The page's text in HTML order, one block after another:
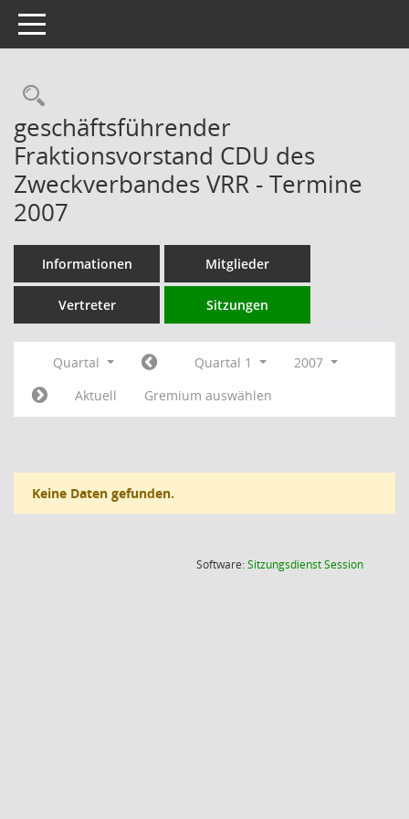
Toggle navigation
Rechercheauswahl
geschäftsführender
Fraktionsvorstand CDU des
Zweckverbandes VRR - Termine
2007
Informationen Mitglieder
Vertreter Sitzungen
Quartal Quartal 1
2007
Aktuell
Gremium auswählen
Keine Daten gefunden.
Software:SitzungsdienstSession(Wird in